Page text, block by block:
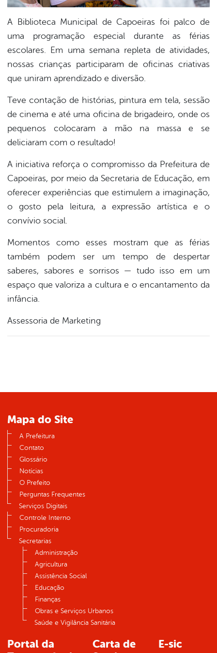
A Biblioteca Municipal de Capoeiras foi palco de
uma programação especial durante as férias
escolares. Em uma semana repleta de atividades,
nossas crianças participaram de oficinas criativas
que uniram aprendizado e diversão.
Teve contação de histórias, pintura em tela, sessão
de cinema e até uma oficina de brigadeiro, onde os
pequenos colocaram a mão na massa e se
deliciaram com o resultado!
A iniciativa reforça o compromisso da Prefeitura de
Capoeiras, por meio da Secretaria de Educação, em
oferecer experiências que estimulem a imaginação,
o gosto pela leitura, a expressão artística e o
convívio social.
Momentos como esses mostram que as férias
também podem ser um tempo de despertar
saberes, sabores e sorrisos — tudo isso em um
espaço que valoriza a cultura e o encantamento da
infância.
Assessoria de Marketing
Mapa do Site
A Prefeitura
Contato
Glossário
Notícias
O Prefeito
Perguntas Frequentes
Serviços Digitais
Controle Interno
Procuradoria
Secretarias
Administração
Agricultura
Assistência Social
Educação
Finanças
Obras e Serviços Urbanos
Saúde e Vigilância Sanitária
Portal da
Carta de
E-sic